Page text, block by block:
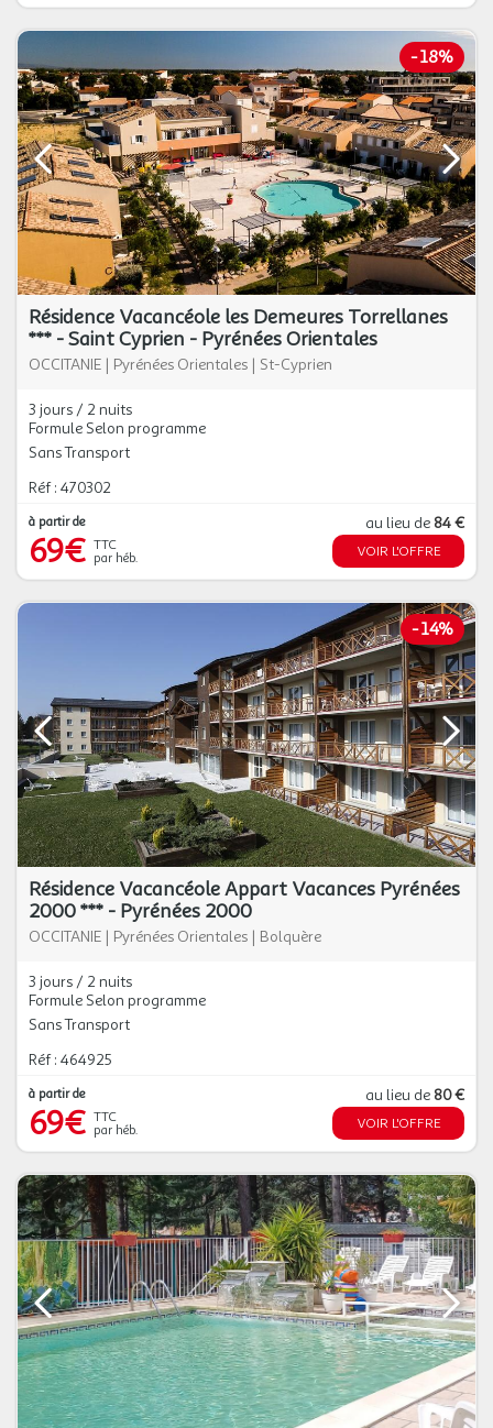
-18%
Résidence Vacancéole les Demeures Torrellanes
*** - Saint Cyprien - Pyrénées Orientales
OCCITANIE | Pyrénées Orientales | St-Cyprien
3 jours / 2 nuits
Formule Selon programme
Sans Transport
Réf : 470302
à partir de
69€ TTC
par héb.
au lieu de 84 €
VOIR L'OFFRE
-14%
Résidence Vacancéole Appart Vacances Pyrénées
2000 *** - Pyrénées 2000
OCCITANIE | Pyrénées Orientales | Bolquère
3 jours / 2 nuits
Formule Selon programme
Sans Transport
Réf : 464925
à partir de
69€ TTC
par héb.
au lieu de 80 €
VOIR L'OFFRE